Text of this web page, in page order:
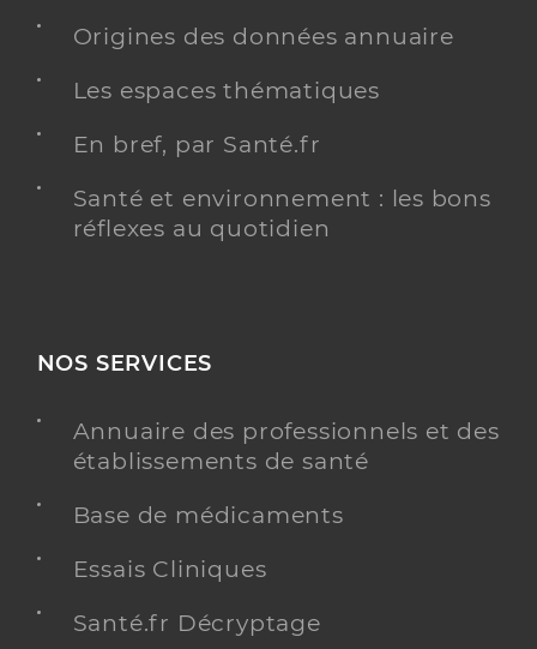
Origines des données annuaire
Les espaces thématiques
En bref, par Santé.fr
Santé et environnement : les bons
réflexes au quotidien
NOS SERVICES
Annuaire des professionnels et des
établissements de santé
Base de médicaments
Essais Cliniques
Santé.fr Décryptage